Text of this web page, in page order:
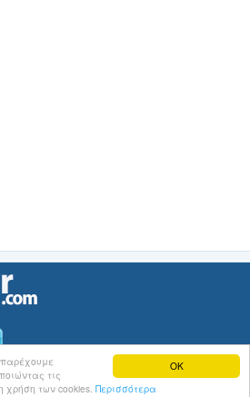
OK
τις
χρήση των cookies. Περισσότερα
iNews